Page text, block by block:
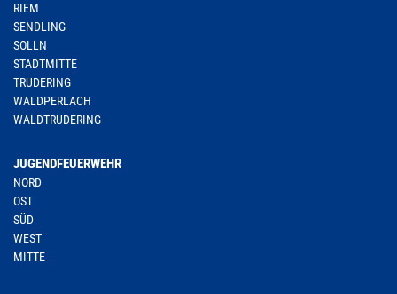
RIEM
SENDLING
SOLLN
STADTMITTE
TRUDERING
WALDPERLACH
WALDTRUDERING
JUGENDFEUERWEHR
NORD
OST
SÜD
WEST
MITTE